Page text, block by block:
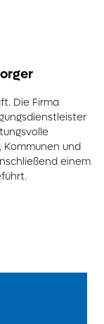
Die Firma
Kommunen und
einem